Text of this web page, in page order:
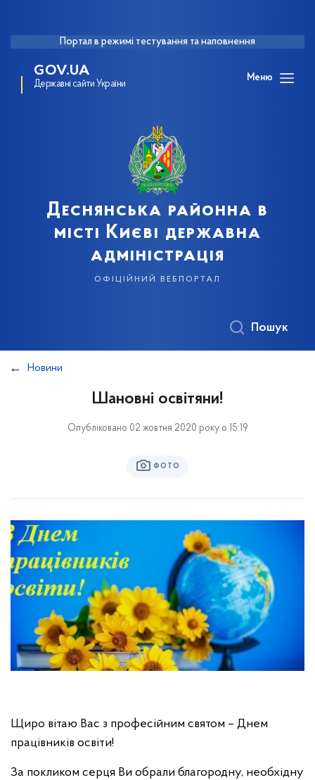
Портал в режимі тестування та наповнення
GOV.UA
Державні сайти України
Меню
Деснянська районна в
місті Києві державна
адміністрація
офіційний вебпортал
Пошук
Новини
Шановні освітяни!
Опубліковано 02 жовтня 2020 року о 15:19
ФОТО
Щиро вітаю Вас з професійним святом – Днем
працівників освіти!
За покликом серця Ви обрали благородну, необхідну